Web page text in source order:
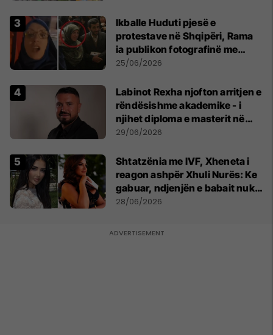
Ikballe Huduti pjesë e
protestave në Shqipëri, Rama
ia publikon fotografinë me
Ahmadinejadin e Iranit
25/06/2026
Labinot Rexha njofton arritjen e
rëndësishme akademike - i
njihet diploma e masterit në
Psikologji në Zvicër
29/06/2026
Shtatzënia me IVF, Xheneta i
reagon ashpër Xhuli Nurës: Ke
gabuar, ndjenjën e babait nuk
mund t'ia plotësosh kurrë
28/06/2026